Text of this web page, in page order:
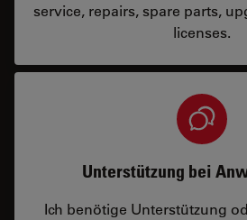
service, repairs, spare parts,
licenses.
Unterstützung bei
Ich benötige Unterstützung